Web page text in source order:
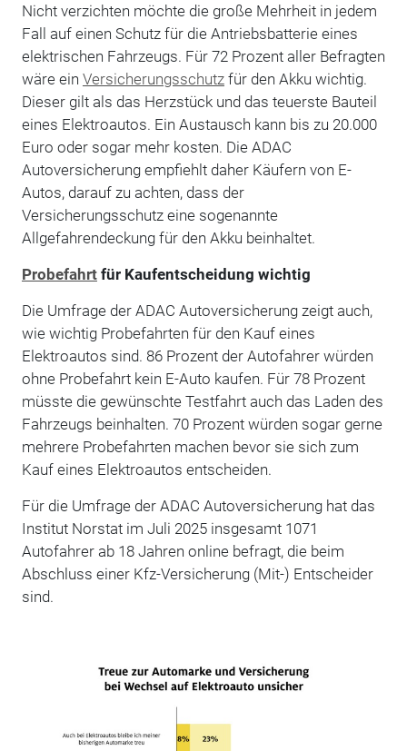
Nicht verzichten möchte die große Mehrheit in jedem
Fall auf einen Schutz für die Antriebsbatterie eines
elektrischen Fahrzeugs. Für 72 Prozent aller Befragten
wäre ein Versicherungsschutzfür den Akku wichtig.
Dieser gilt als das Herzstück und das teuerste Bauteil
eines Elektroautos. Ein Austausch kann bis zu 20.000
Euro oder sogar mehr kosten. Die ADAC
Autoversicherung empfiehlt daher Käufern von E-
Autos, darauf zu achten, dass der
Versicherungsschutz eine sogenannte
Allgefahrendeckung für den Akku beinhaltet.
Probefahrtfür Kaufentscheidung wichtig
Die Umfrage der ADAC Autoversicherung zeigt auch,
wie wichtig Probefahrten für den Kauf eines
Elektroautos sind. 86 Prozent der Autofahrer würden
ohne Probefahrt kein E-Auto kaufen. Für 78 Prozent
müsste die gewünschte Testfahrt auch das Laden des
Fahrzeugs beinhalten. 70 Prozent würden sogar gerne
mehrere Probefahrten machen bevor sie sich zum
Kauf eines Elektroautos entscheiden.
Für die Umfrage der ADAC Autoversicherung hat das
Institut Norstat im Juli 2025 insgesamt 1071
Autofahrer ab 18 Jahren online befragt, die beim
Abschluss einer Kfz-Versicherung (Mit-) Entscheider
sind.